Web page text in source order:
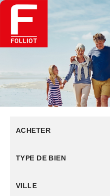
ACHETER
TYPE DE BIEN
VILLE